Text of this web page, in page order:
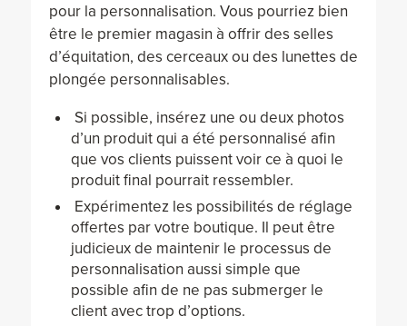
pour la personnalisation. Vous pourriez bien
être le premier magasin à offrir des selles
d’équitation, des cerceaux ou des lunettes de
plongée personnalisables.
Si possible, insérez une ou deux photos
d’un produit qui a été personnalisé afin
que vos clients puissent voir ce à quoi le
produit final pourrait ressembler.
Expérimentez les possibilités de réglage
offertes par votre boutique. Il peut être
judicieux de maintenir le processus de
personnalisation aussi simple que
possible afin de ne pas submerger le
client avec trop d’options.